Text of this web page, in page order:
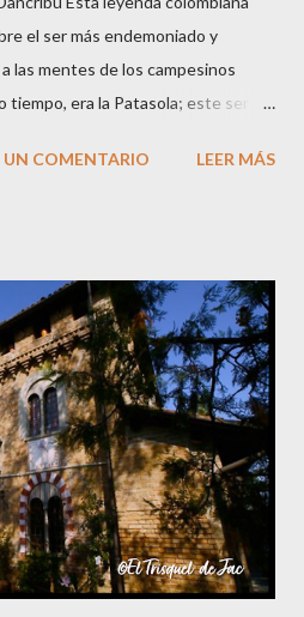
el ser más endemoniado y
las mentes de los campesinos
era la Patasola; este ser
dando grandes saltos con la
mujer infiel que tenía amores con
descubrió el engaño mató a su
cortó una pierna y salió corriendo
desangró y murió. También cuentan
una pierna por estar cortando leña
nadie debe trabajar ni
a errar por el mundo, y se oyen ...
UN COMENTARIO LEER MÁS